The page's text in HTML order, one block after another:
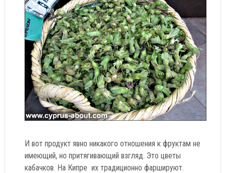
И вот продукт явно никакого отношения к фруктам не
имеющий, но притягивающий взгляд. Это цветы
кабачков. На Кипре их традиционно фаршируют.